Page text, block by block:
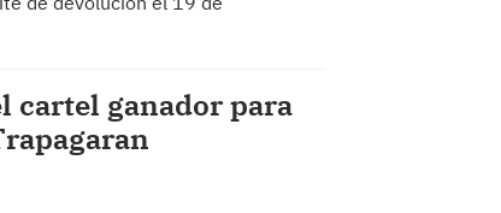
cartel ganador para